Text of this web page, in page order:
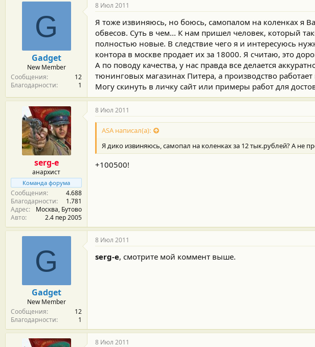
G
Gadget
New Member
Сообщения
12
Благодарности
1
8 Июл 2011
Я тоже извиняюсь, но боюсь, самопалом на коленках я
обвесов. Суть в чем... К нам пришел человек, который
полностью новые. В следствие чего я и интересуюсь
контора в москве продает их за 18000. Я считаю, это
А по поводу качества, у нас правда все делается
тюнинговых магазинах Питера, а производство
Могу скинуть в личку сайт или примеры работ для
serg-e
анархист
Команда форума
Сообщения
4.688
Благодарности
1.781
Адрес
Москва, Бутово
Авто
2.4 пер 2005
8 Июл 2011
ASA написал(а):
Я дико извиняюсь, самопал на коленках за 12 тык.рублей? А не
+100500!
G
Gadget
New Member
Сообщения
12
Благодарности
1
8 Июл 2011
serg-e, смотрите мой коммент выше.
8 Июл 2011